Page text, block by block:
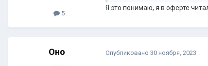
5
Я это понимаю, я в оферте
Оно Опубликовано 30 ноября, 2023